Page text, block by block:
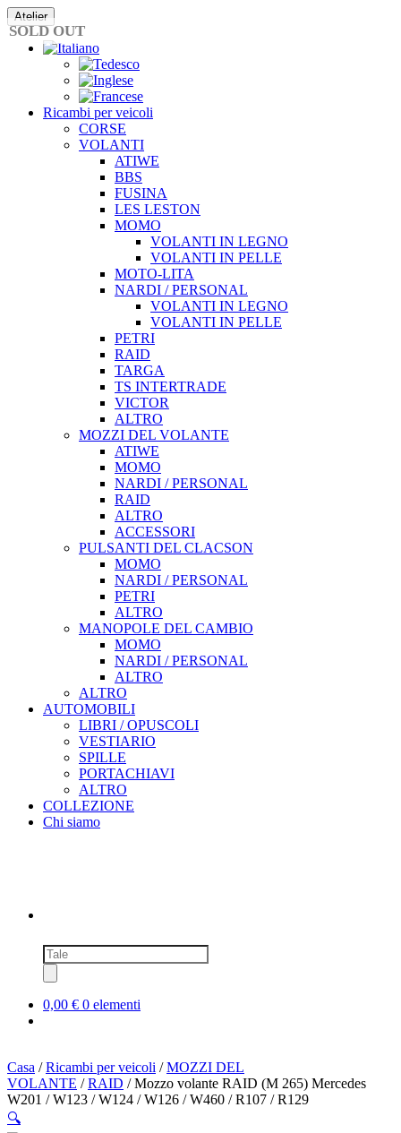
Vai
al
contenuto
Atelier
Ricambi per veicoli
CORSE
VOLANTI
ATIWE
BBS
FUSINA
LES LESTON
MOMO
VOLANTI IN LEGNO
VOLANTI IN PELLE
MOTO-LITA
NARDI / PERSONAL
VOLANTI IN LEGNO
VOLANTI IN PELLE
PETRI
RAID
TARGA
TS INTERTRADE
VICTOR
ALTRO
MOZZI DEL VOLANTE
ATIWE
MOMO
NARDI / PERSONAL
RAID
ALTRO
ACCESSORI
PULSANTI DEL CLACSON
MOMO
NARDI / PERSONAL
PETRI
ALTRO
MANOPOLE DEL CAMBIO
MOMO
NARDI / PERSONAL
ALTRO
ALTRO
AUTOMOBILI
LIBRI / OPUSCOLI
VESTIARIO
SPILLE
PORTACHIAVI
ALTRO
COLLEZIONE
Chi siamo
Ricerca
prodotti
0,00 € 0 elementi
Casa /Ricambi per veicoli /MOZZI DEL
VOLANTE /RAID / Mozzo volante RAID (M 265) Mercedes
W201 / W123 / W124 / W126 / W460 / R107 / R129
🔍
SOLD OUT